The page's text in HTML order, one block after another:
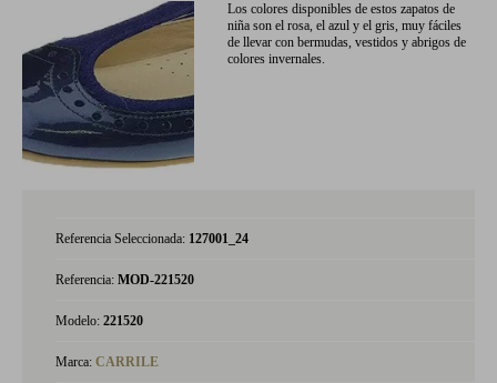
Los colores disponibles de estos zapatos de
niña son el rosa, el azul y el gris, muy fáciles
de llevar con bermudas, vestidos y abrigos de
colores invernales.
Referencia Seleccionada: 127001_24
Referencia: MOD-221520
Modelo: 221520
Marca: CARRILE